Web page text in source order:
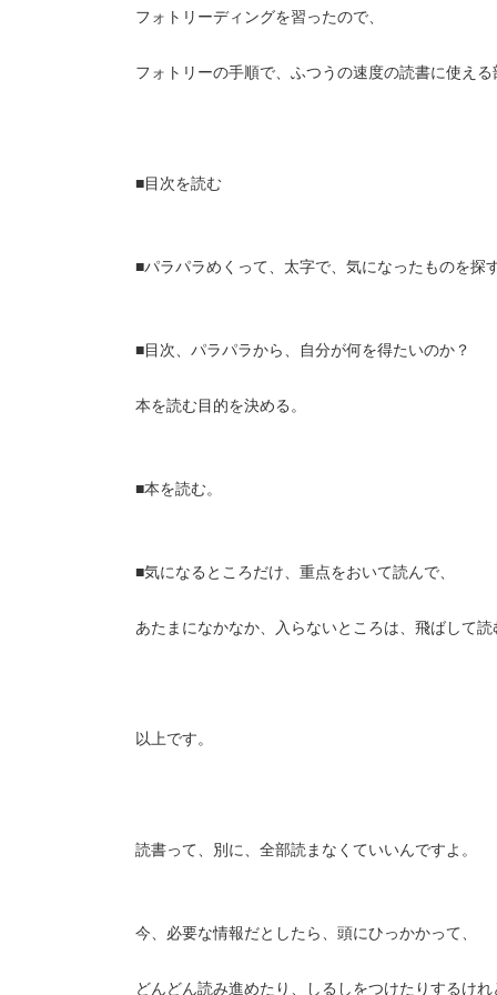
フォトリーディングを習ったので、
フォトリーの手順で、ふつうの速度の読書に使える
■目次を読む
■パラパラめくって、太字で、気になったものを探
■目次、パラパラから、自分が何を得たいのか？
本を読む目的を決める。
■本を読む。
■気になるところだけ、重点をおいて読んで、
あたまになかなか、入らないところは、飛ばして読
以上です。
読書って、別に、全部読まなくていいんですよ。
今、必要な情報だとしたら、頭にひっかかって、
どんどん読み進めたり、しるしをつけたりするけれ